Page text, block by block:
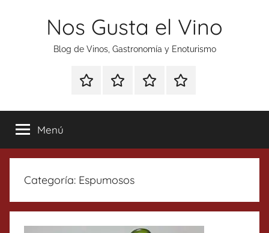
Nos Gusta el Vino
Blog de Vinos, Gastronomía y Enoturismo
Especial
Tonics
Enoturismo
Gastronomía
RankingContacto
Menú
Categoría: Espumosos